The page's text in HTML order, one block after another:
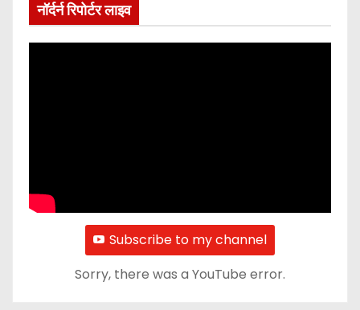
नॉर्दर्न रिपोर्टर लाइव
Subscribe to my channel
Sorry, there was a YouTube error.